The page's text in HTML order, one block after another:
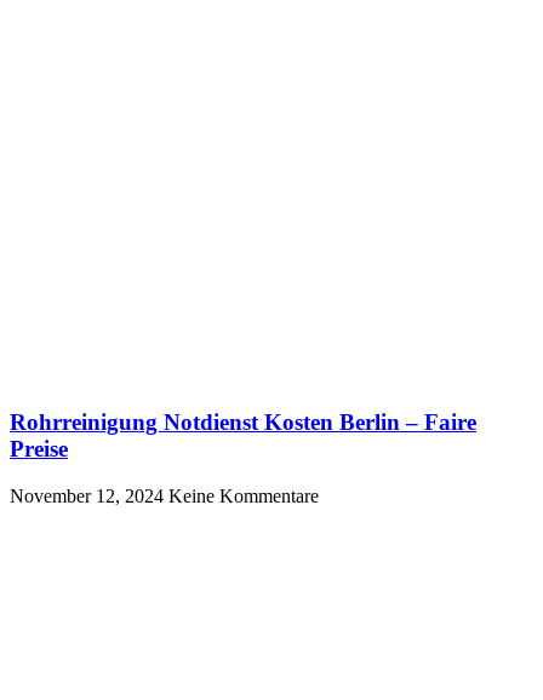
Rohrreinigung Notdienst Kosten Berlin – Faire
Preise
November 12, 2024 Keine Kommentare